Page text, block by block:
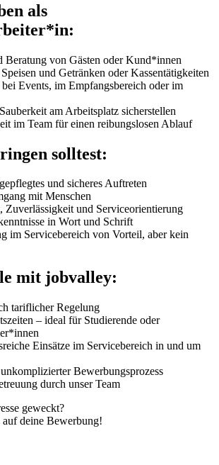
als
Beratung von Gästen oder Kund*innen
und Getränken oder Kassentätigkeiten
Events, im Empfangsbereich oder im
am Arbeitsplatz sicherstellen
im Team für einen reibungslosen Ablauf
solltest:
und sicheres Auftreten
mit Menschen
Zuverlässigkeit und Serviceorientierung
in Wort und Schrift
im Servicebereich von Vorteil, aber kein
mit jobvalley:
tariflicher Regelung
– ideal für Studierende oder
Einsätze im Servicebereich in und um
Bewerbungsprozess
durch unser Team
geweckt?
deine Bewerbung!